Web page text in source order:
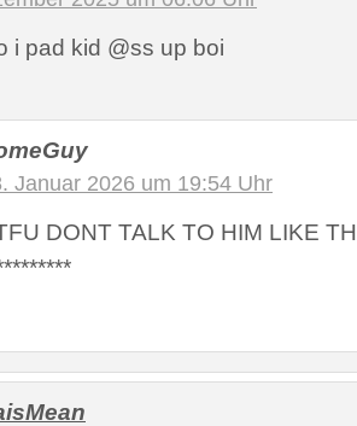
i pad kid @ss up boi
Januar 2026 um 19:54 Uhr
DONT TALK TO HIM LIKE